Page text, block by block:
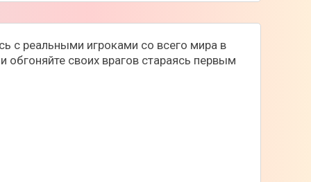
с реальными игроками со всего мира в
своих врагов стараясь первым